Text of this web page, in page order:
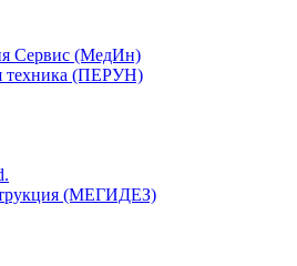
Сервис (МедИн)
техника (ПЕРУН)
(МЕГИДЕЗ)